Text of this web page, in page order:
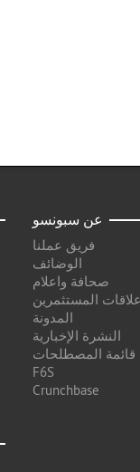
عن سبونسو
فريق عملنا
الوضائف
صحافة واعلام
علاقات المستثمرين
المدونة
النشرة الإخبارية
قائمة المصطلحات
F6S
Crunchbase